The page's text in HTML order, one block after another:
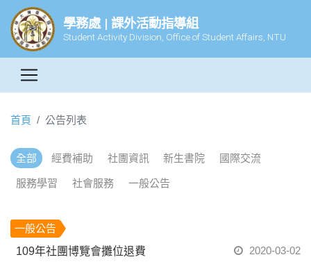
學務處 | 課外活動指導組
Student Activity Division, Office of Student Affairs, NTU
首頁 公告列表
全部 經費補助 社團資訊 新生書院 國際交流
服務學習 社會服務 一般公告
一般公告
109年社團博覽會攤位退費
2020-03-02